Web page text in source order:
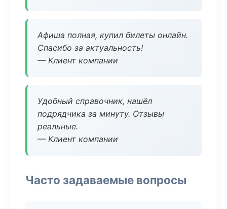
Афиша полная, купил билеты онлайн.
Спасибо за актуальность!
— Клиент компании
Удобный справочник, нашёл
подрядчика за минуту. Отзывы
реальные.
— Клиент компании
Часто задаваемые вопросы